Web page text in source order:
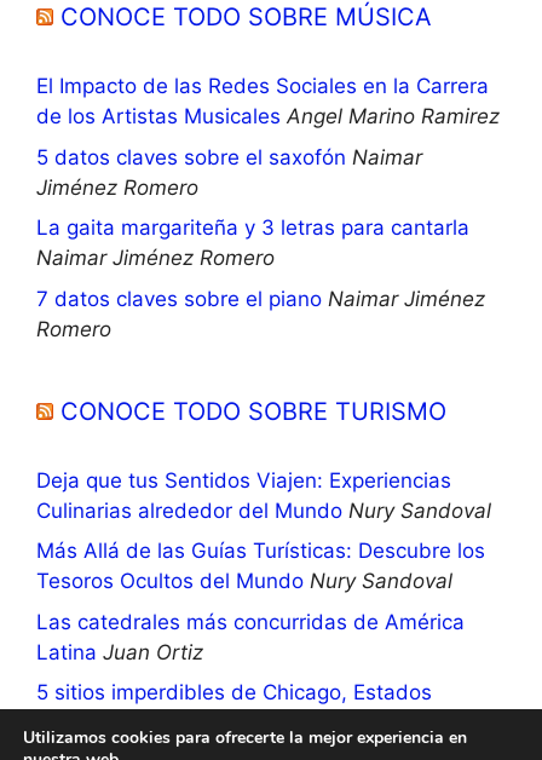
CONOCE TODO SOBRE MÚSICA
El Impacto de las Redes Sociales en la Carrera
de los Artistas Musicales Angel Marino Ramirez
5 datos claves sobre el saxofón Naimar
Jiménez Romero
La gaita margariteña y 3 letras para cantarla
Naimar Jiménez Romero
7 datos claves sobre el piano Naimar Jiménez
Romero
CONOCE TODO SOBRE TURISMO
Deja que tus Sentidos Viajen: Experiencias
Culinarias alrededor del Mundo Nury Sandoval
Más Allá de las Guías Turísticas: Descubre los
Tesoros Ocultos del Mundo Nury Sandoval
Las catedrales más concurridas de América
Latina Juan Ortiz
5 sitios imperdibles de Chicago, Estados
Utilizamos cookies para ofrecerte la mejor experiencia en